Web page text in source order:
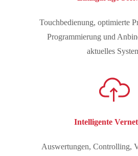
Touchbedienung, optimierte
Programmierung und
aktuelles
Intelligente
Auswertungen, Controlling,